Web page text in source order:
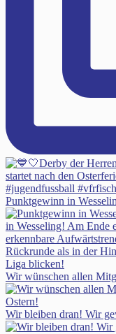
Punktgewinn in
Wir wünschen allen
Wir bleiben dran! Wir